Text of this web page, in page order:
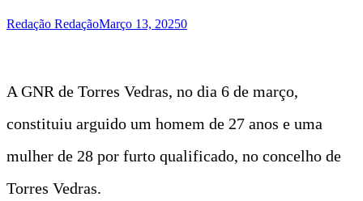
Redação RedaçãoMarço 13, 20250
A GNR de Torres Vedras, no dia 6 de março,
constituiu arguido um homem de 27 anos e uma
mulher de 28 por furto qualificado, no concelho de
Torres Vedras.